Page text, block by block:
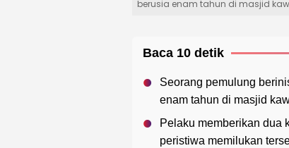
berusia enam tahun di masjid
Baca 10 detik
Seorang pemulung
enam tahun di masjid
Pelaku memberikan dua
peristiwa memilukan